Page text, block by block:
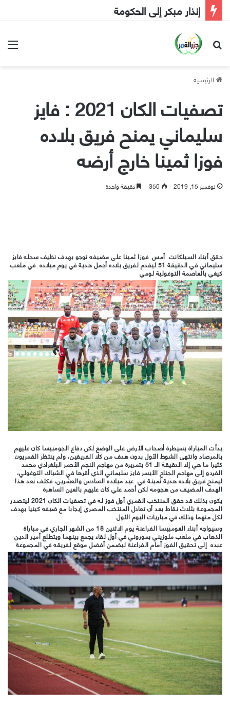
إنذار مبكر إلى الحكومة
بحث عن
الرئيسية
تصفيات الكان 2021 : فايز
سليماني يمنح فريق بلاده
فوزا ثمينا خارج أرضه
نوفمبر 15, 2019 350 دقيقة واحدة
حقق أبناء السيلكانت أمس فوزا ثمينا على مضيفه توجو بهدف نظيف سجله فايز
سليماني في الدقيقة 51 ليقدم لفريق بلاده أجمل هدية في يوم ميلاده في ملعب
كيغي بالعاصمة التوغولية لومي
بدأت المباراة بسيطرة أصحاب الأرض على الوضع لكن دفاع الجومبيسا كان عليهم
بالمرصاد وانتهى الشوط الأول بدون هدف من كلا الفريقين، ولم ينتظر القمريون
كثيرا ما هي إلا الدقيقة الـ 51 بتمريرة من مهاجم النجم الأحمر البلغرادي محمد
الفردو إلى مهاجم الجناح الأيسر فايز سليماني الذي أقرها في الشباك التوغولي،
ليمنح فريق بلاده هدية ثمينة في عيد ميلاده السادس والعشرين، فكثف بعد هذا
الهدف المضيف من هجومه لكن أحمد علي كان عليهم بالعين الساهرة
يكون بذلك قد حقق المنتخب القمري أول فوز له في تصفيات الكان 2021 ليتصدر
المجموعة بثلاث نقاط بعد أن تعادل المنتخب المصري إيجابا مع ضيفه كينيا بهدف
لكل منهما وذلك في مباريات اليوم الأول
وسيواجه أبناء الغومبيسا الفراعنة يوم الاثنين 18 من الشهر الجاري في مباراة
الذهاب في ملعب ملوزيني بموروني في أول لقاء يجمع بينهما ويتطلع أمير الدين
عبده إلى تحقيق الفوز أمام الفراعنة ليضمن أفضل موقع لفريقه في المجموعة